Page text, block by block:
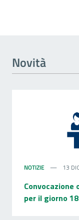
Novità
NOTIZIE 13
Convocazione
per il giorno